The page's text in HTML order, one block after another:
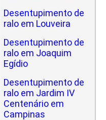
Desentupimento de
ralo em Louveira
Desentupimento de
ralo em Joaquim
Egídio
Desentupimento de
ralo em Jardim IV
Centenário em
Campinas